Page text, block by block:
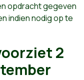
opdracht gegeven
indien nodig op te
2